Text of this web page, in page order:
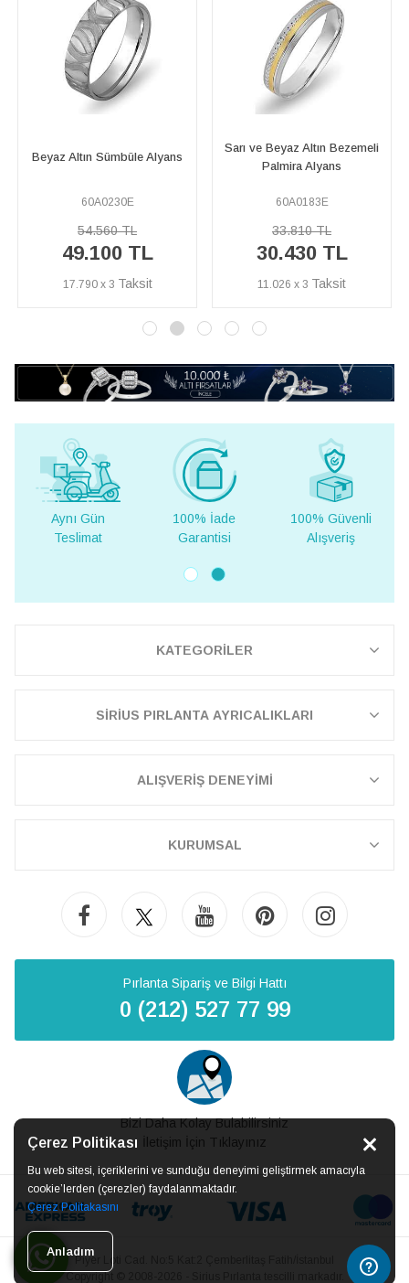
Çerez Politikası
Bu web sitesi, içeriklerini ve sunduğu deneyimi geliştirmek amacıyla
cookie’lerden (çerezler) faydalanmaktadır.
Çerez Politakasını
Anladım
60A0183E
33.810 TL
30.430 TL
11.026 x 3
Kırmızı ve Beyaz Altın Floral
Alyans
60A0027E
65.650 TL
59.080 TL
21.406 x 3
100% İade
Garantisi
100% Güvenli
Alışveriş
Yurt Dışına
Teslimat
KATEGORİLER
SİRİUS PIRLANTA AYRICALIKLARI
ALIŞVERİŞ DENEYİMİ
KURUMSAL
Pırlanta Sipariş ve Bilgi Hattı
0 (212) 527 77 99
Bizi Daha Kolay Bulabilirsiniz
İletişim İçin Tıklayınız